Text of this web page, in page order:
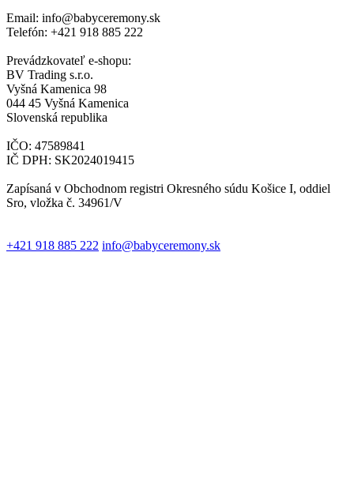
Email: info@babyceremony.sk
Telefón: +421 918 885 222
Prevádzkovateľ e-shopu:
BV Trading s.r.o.
Vyšná Kamenica 98
044 45 Vyšná Kamenica
Slovenská republika
IČO: 47589841
IČ DPH: SK2024019415
Zapísaná v Obchodnom registri Okresného súdu Košice I, oddiel
Sro, vložka č. 34961/V
+421 918 885 222 info@babyceremony.sk